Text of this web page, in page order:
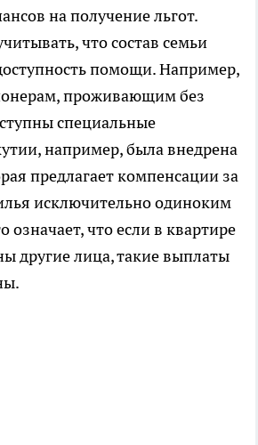
на получение льгот.
что состав семьи
помощи. Например,
проживающим без
специальные
например, была внедрена
предлагает компенсации за
исключительно одиноким
означает, что если в квартире
другие лица, такие выплаты